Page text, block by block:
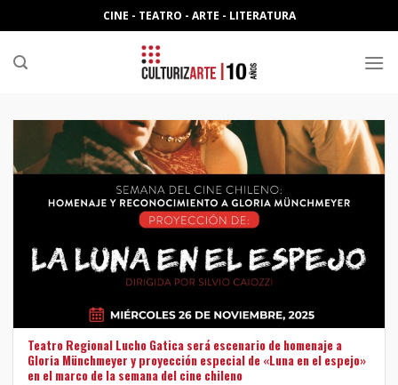
to
content
CINE - TEATRO - ARTE - LITERATURA
Teatro Regional Lucho Gatica será escenario de homenaje a
Gloria Münchmeyer y proyección especial de «Luna en el espejo»
en el marco de la semana del cine chileno